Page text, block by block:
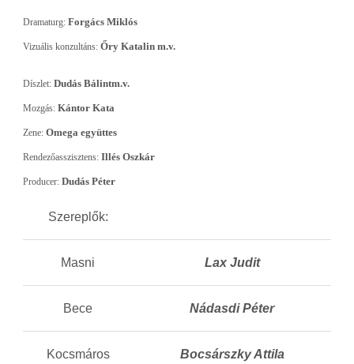
Dramaturg: Forgács Miklós
Vizuális konzultáns: Őry Katalin m.v.
Díszlet: Dudás Bálintm.v.
Mozgás: Kántor Kata
Zene: Omega együttes
Rendezőasszisztens: Illés Oszkár
Producer: Dudás Péter
Szereplők:
Masni Lax Judit
Bece Nádasdi Péter
Kocsmáros Bocsárszky Attila